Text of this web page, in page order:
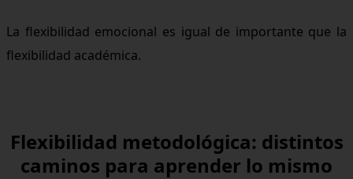
La flexibilidad emocional es igual de importante que la
flexibilidad académica.
Flexibilidad metodológica: distintos
caminos para aprender lo mismo